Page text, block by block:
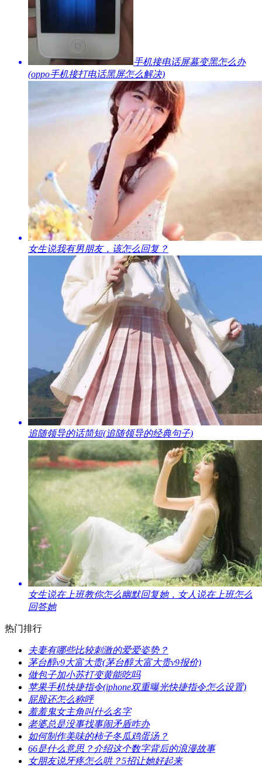
​手机接电话屏幕变黑怎么办
(oppo手机接打电话黑屏怎么解决)
​女生说我有男朋友，该怎么回复？
​追随领导的话简短(追随领导的经典句子)
​女生说在上班教你怎么幽默回复她，女人说在上班怎么
回答她
热门排行
​夫妻有哪些比较刺激的爱爱姿势？
​茅台醇v9大富大贵(茅台醇大富大贵v9报价)
​做包子加小苏打变黄能吃吗
​苹果手机快捷指令(iphone双重曝光快捷指令怎么设置)
​屁股还怎么称呼
​羞羞鬼女主角叫什么名字
​老婆总是没事找事闹矛盾咋办
​如何制作美味的柿子冬瓜鸡蛋汤？
​66是什么意思？介绍这个数字背后的浪漫故事
​女朋友说牙疼怎么哄？5招让她好起来